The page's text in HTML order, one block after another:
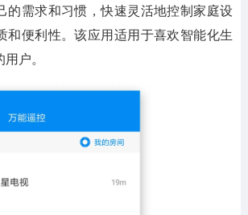
的需求和习惯，快速灵活地控制家庭设
和便利性。该应用适用于喜欢智能化生
户。